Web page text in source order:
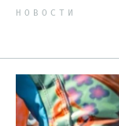
НОВОСТИ